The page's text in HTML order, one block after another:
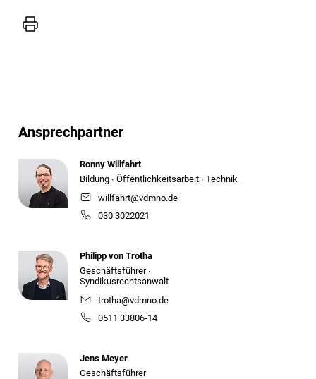
Drucker
Ansprechpartner
Ronny Willfahrt
Bildung ∙ Öffentlichkeitsarbeit ∙ Technik
willfahrt@vdmno.de
030 3022021
Philipp von Trotha
Geschäftsführer ∙
Syndikusrechtsanwalt
trotha@vdmno.de
0511 33806-14
Jens Meyer
Geschäftsführer